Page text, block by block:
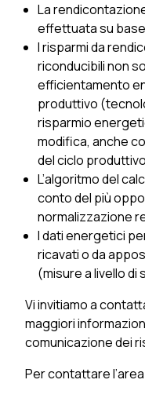
La
effettuata su
I risparmi da
riconducibili non
efficientamento
produttivo
risparmio
modifica, anche
del ciclo
L’algoritmo del
conto del più
normalizzazione
I dati energetici
ricavati o da
(misure a livello
Vi invitiamo a
maggiori
comunicazione dei
Per contattare